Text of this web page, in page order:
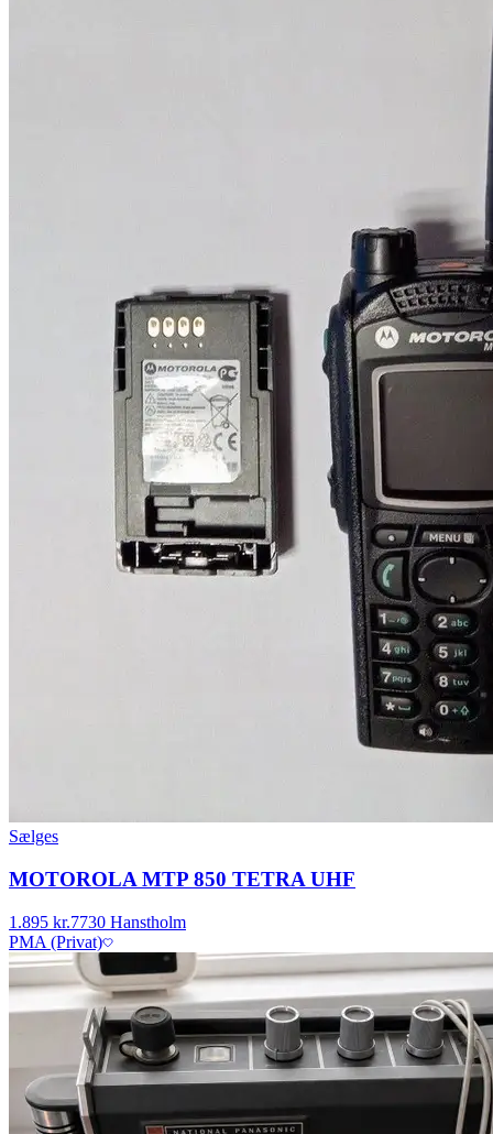
Sælges
MOTOROLA MTP 850 TETRA UHF
1.895 kr.7730 Hanstholm
PMA (Privat)